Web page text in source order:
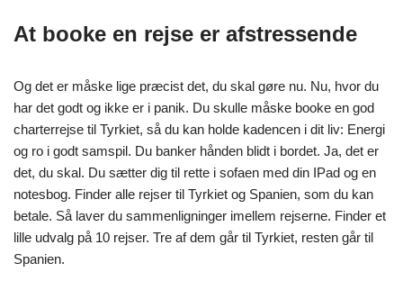
At booke en rejse er afstressende
Og det er måske lige præcist det, du skal gøre nu. Nu, hvor du
har det godt og ikke er i panik. Du skulle måske booke en god
charterrejse til Tyrkiet, så du kan holde kadencen i dit liv: Energi
og ro i godt samspil. Du banker hånden blidt i bordet. Ja, det er
det, du skal. Du sætter dig til rette i sofaen med din IPad og en
notesbog. Finder alle rejser til Tyrkiet og Spanien, som du kan
betale. Så laver du sammenligninger imellem rejserne. Finder et
lille udvalg på 10 rejser. Tre af dem går til Tyrkiet, resten går til
Spanien.